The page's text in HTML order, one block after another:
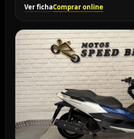
Ver fichaComprar online